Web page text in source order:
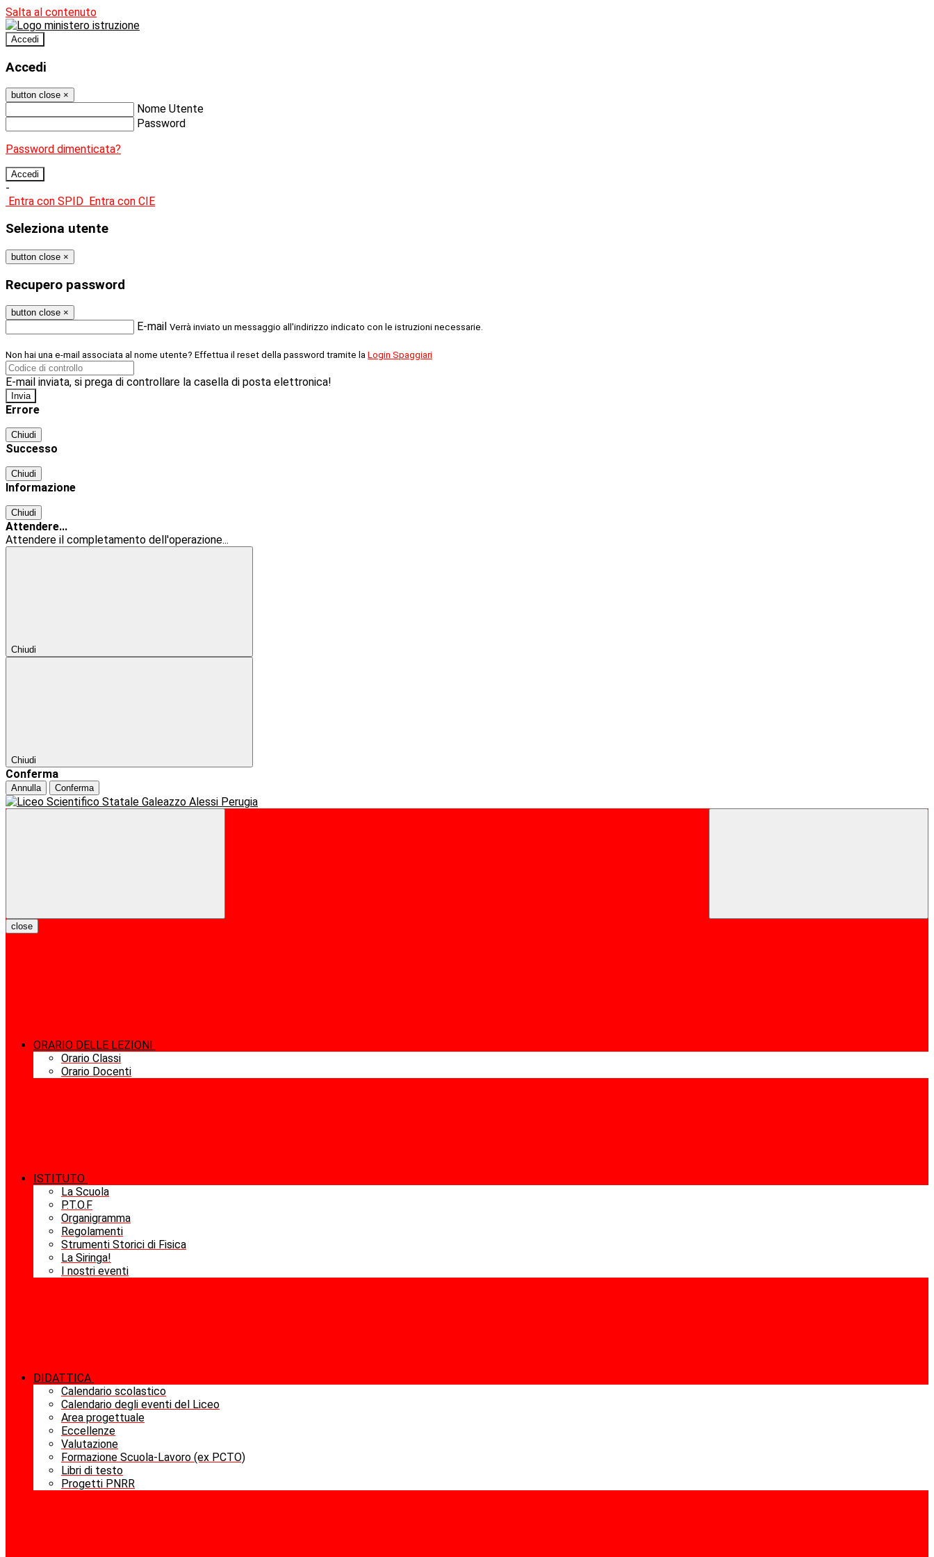
Salta al contenuto
Accedi
Accedi
button close ×
Nome Utente
Password
Password dimenticata?
-
Entra con SPID Entra con CIE
Seleziona utente
button close ×
Recupero password
button close ×
E-mail Verrà inviato un messaggio all'indirizzo indicato con le istruzioni necessarie.
Non hai una e-mail associata al nome utente? Effettua il reset della password tramite la Login Spaggiari
E-mail inviata, si prega di controllare la casella di posta elettronica!
Errore
Chiudi
Successo
Chiudi
Informazione
Chiudi
Attendere...
Attendere il completamento dell'operazione...
Chiudi
Chiudi
Conferma
Annulla Conferma
close
ORARIO DELLE LEZIONI
Orario Classi
Orario Docenti
ISTITUTO
La Scuola
P.T.O.F
Organigramma
Regolamenti
Strumenti Storici di Fisica
La Siringa!
I nostri eventi
DIDATTICA
Calendario scolastico
Calendario degli eventi del Liceo
Area progettuale
Eccellenze
Valutazione
Formazione Scuola-Lavoro (ex PCTO)
Libri di testo
Progetti PNRR